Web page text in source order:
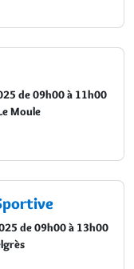
de 09h00 à 11h00
Moule
de 09h00 à 13h00